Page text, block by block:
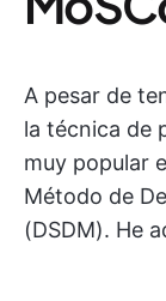
A pesar de
la técnica de
muy popular
Método de
(DSDM). He